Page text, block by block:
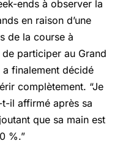
ends à observer la
en raison d’une
de la course à
participer au Grand
finalement décidé
complètement. “Je
il affirmé après sa
que sa main est
%.”